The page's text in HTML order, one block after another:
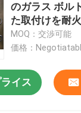
のガラス ボル
た取付けを耐
MOQ：交渉可能
価格：
イス